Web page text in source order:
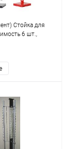
Стойка для
6 шт.,